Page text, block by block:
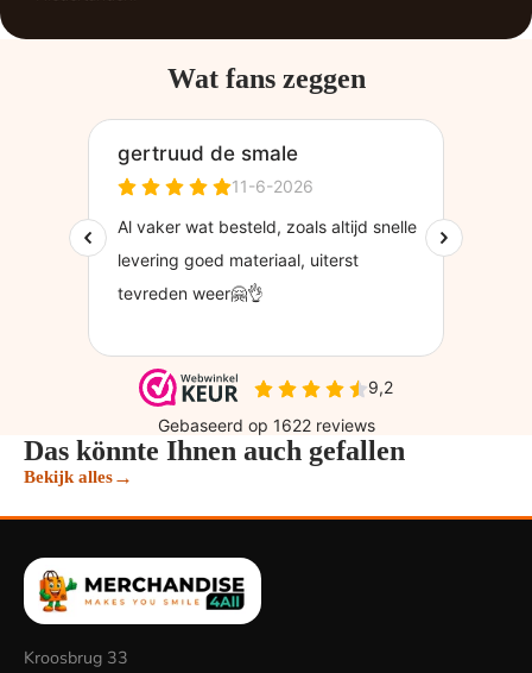
Wat fans zeggen
Das könnte Ihnen auch gefallen
Bekijk alles→
Kroosbrug 33